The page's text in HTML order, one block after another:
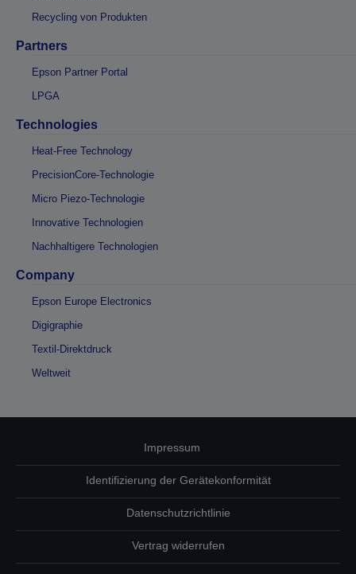
Recycling von Produkten
Partners
Epson Partner Portal
LPGA
Technologies
Heat-Free Technology
PrecisionCore-Technologie
Micro Piezo-Technologie
Innovative Technologien
Nachhaltigere Technologien
Company
Epson Europe Electronics
Digigraphie
Textil-Direktdruck
Weltweit
Impressum
Identifizierung der Gerätekonformität
Datenschutzrichtlinie
Vertrag widerrufen